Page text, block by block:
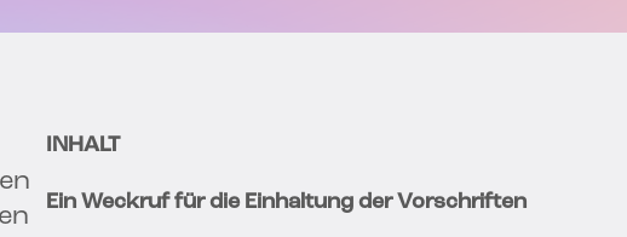
INHALT
Ein Weckruf für die Einhaltung der Vorschriften